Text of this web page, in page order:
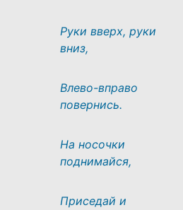
Руки вверх, руки
вниз,
Влево-вправо
повернись.
На носочки
поднимайся,
Приседай и